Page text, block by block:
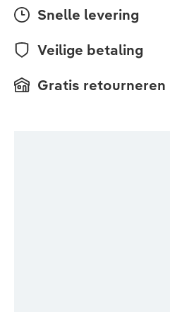
Snelle levering
Veilige betaling
Gratis retourneren